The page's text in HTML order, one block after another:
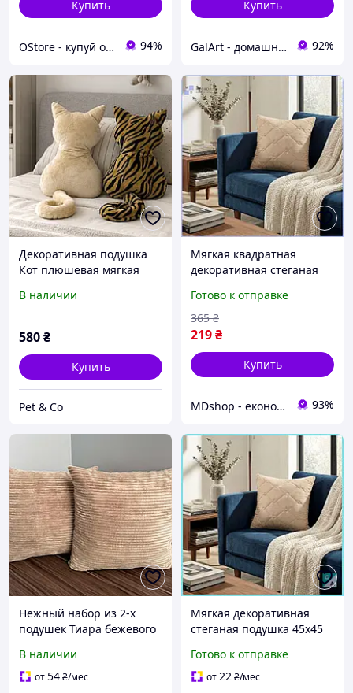
Купить
OStore - купуй онлайн! 94%
Купить
GalArt - домашний уют 92%
Декоративная подушка
Кот плюшевая мягкая
для дивана кровати и
(5447)
В наличии
580₴
Купить
Pet & Co
Мягкая квадратная
декоративная стеганая
дивана кровати гостиной
и детской МШоп1
Готово к отправке
219₴
365 ₴
Купить
MDshop - економія поруч 93%
Нежный набор из 2-х
подушек Тиара бежевого
наполнитель синтепон.
Декоративные подушки
В наличии
от54₴/мес
Мягкая декоративная
стеганая подушка 45х45
дивана кровати гостиной
или детской Гал1
Готово к отправке
от22₴/мес